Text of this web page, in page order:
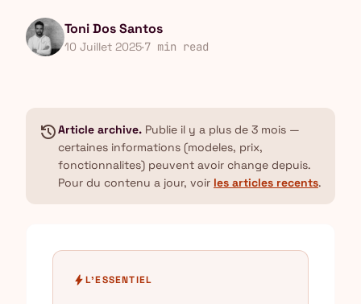
Toni Dos Santos
10 Juillet 2025·7 min read
historyArticle archive. Publie il y a plus de 3 mois —
certaines informations (modeles, prix,
fonctionnalites) peuvent avoir change depuis.
Pour du contenu a jour, voir les articles recents.
boltL'ESSENTIEL